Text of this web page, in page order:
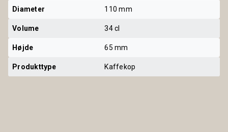
Diameter 110 mm
Volume 34 cl
Højde 65 mm
Produkttype Kaffekop